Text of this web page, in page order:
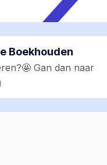
Boekhouden
Gan dan naar